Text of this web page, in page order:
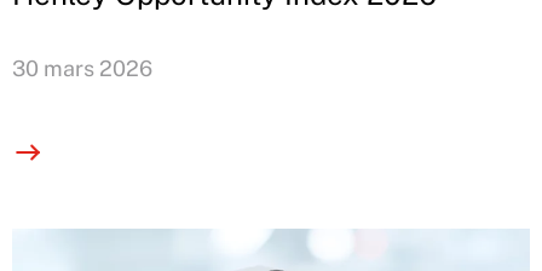
30 mars 2026